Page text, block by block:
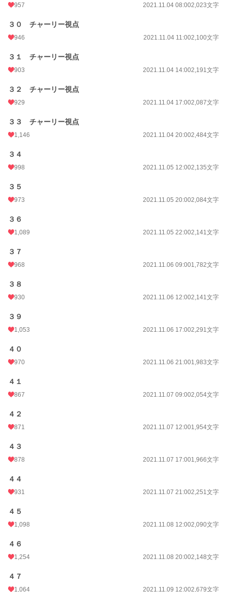
957 2021.11.04 08:002,023文字
３０ チャーリー視点
946 2021.11.04 11:002,100文字
３１ チャーリー視点
903 2021.11.04 14:002,191文字
３２ チャーリー視点
929 2021.11.04 17:002,087文字
３３ チャーリー視点
1,146 2021.11.04 20:002,484文字
３４
998 2021.11.05 12:002,135文字
３５
973 2021.11.05 20:002,084文字
３６
1,089 2021.11.05 22:002,141文字
３７
968 2021.11.06 09:001,782文字
３８
930 2021.11.06 12:002,141文字
３９
1,053 2021.11.06 17:002,291文字
４０
970 2021.11.06 21:001,983文字
４１
867 2021.11.07 09:002,054文字
４２
871 2021.11.07 12:001,954文字
４３
878 2021.11.07 17:001,966文字
４４
931 2021.11.07 21:002,251文字
４５
1,098 2021.11.08 12:002,090文字
４６
1,254 2021.11.08 20:002,148文字
４７
1,064 2021.11.09 12:002,679文字